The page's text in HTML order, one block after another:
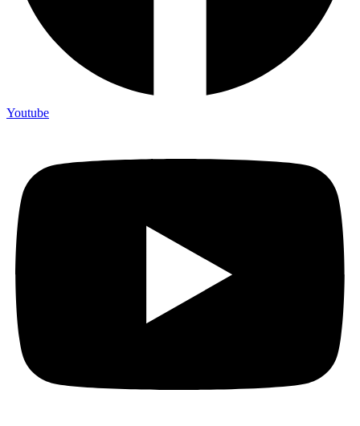
Youtube